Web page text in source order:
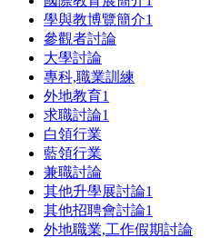
學與教博覽簡介1
參觀者討論
大學討論
專科,職業訓練
外地教育1
求職討論1
白領行業
藍領行業
兼職討論
其他升學展討論1
其他招聘會討論1
外地職業,工作假期討論